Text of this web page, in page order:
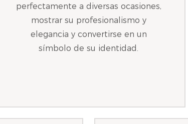
perfectamente a diversas ocasiones,
mostrar su profesionalismo y
elegancia y convertirse en un
símbolo de su identidad.